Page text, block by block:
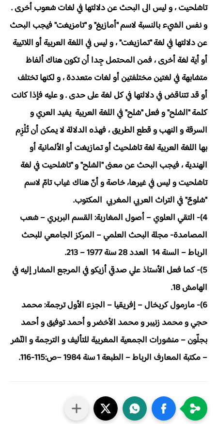
تاشلحيت ، و ليس الى البحث عن دلالتها في لغات شعوب أخرى .
و نفس الشيء بالنسبة لاسم "أمازيغ" و "تامزيغت" فيجب البحث
عن دلالتها في لغة "تمازيغت" ، و ليس في اللغة العربية أو اللاتيية
أو أية لغة أخرى ، فمن المحتمل جِدا أن تكون هناك ألفاظ
متشابهة في لغتين مختلفتين أو لغات متعددة ، و لكنها تختلف
أو قد تتناقض في دلالتها في كل لغة على حدى . و عليه فإذا كانت
كلمة "الشلح" و فعل "شلح" في اللغة العربية يفيد العري و
السرقة و النهب و قطع الطريق ، فهذه الدلالة لا يمكن أن تُلْزِم
بها اللغة العربية لغة تاشلحيث أو تمازيغت أو الألمانية أو
الهندية ، فيجب البحث عن معنى "الشلح" و "تاشلحيت في لغة
تاشلحيت و ليس في غيرها، خاصة و أنّ هناك غياب تامّ لاسم
"شلوحّ" في التراث العربي المغربي المكتوب.
4)- التقي العلوي – أصول المغاربة: القسم البربري – شعب
المصامدة- مجلة البحث العلمي – المركز الجامعي للبحث
الرباط – السنة 14 العدد 28 سنة 1977 – 213.
5)- كما فعل الأستاذ علي صدقي أزيكو في المرجع المشار إليه في
الهامش 18.
6)- مارمول كربخال – إفريقيا – الجزء الأول ترجمة: محمد
حجي و محمد زنيبر و محمد الأخضر و أحمد توفيق و أحمد
بجلّون – منشورات الجمعية المغربية للتأليف و الترجمة و النّشر
– مكتبة المعارف الرباط – الطبعة 1 سنة 1984 –ص:115-116.